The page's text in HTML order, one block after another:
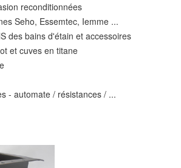
reconditionnées
Seho, Essemtec, Iemme ...
bains d'étain et accessoires
et cuves en titane
automate / résistances / ...